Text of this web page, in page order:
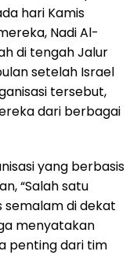
hari Kamis
Nadi Al-
di tengah Jalur
setelah Israel
tersebut,
dari berbagai
yang berbasis
“Salah satu
semalam di dekat
menyatakan
penting dari tim